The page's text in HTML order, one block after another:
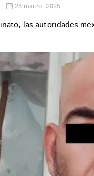
25 marzo, 2025
las autoridades